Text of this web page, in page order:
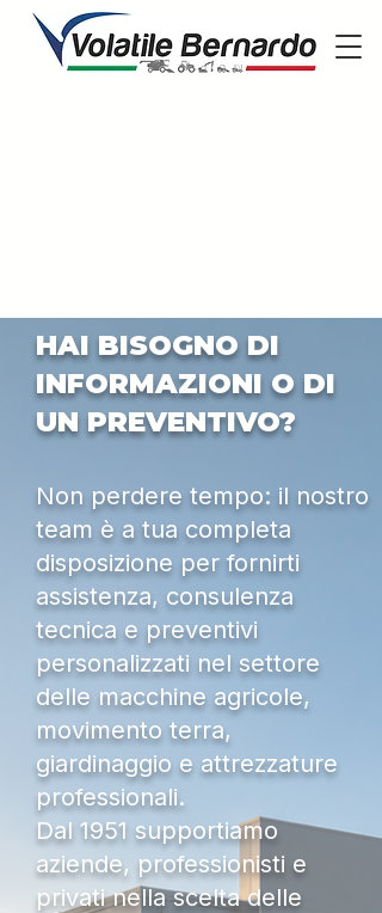
HAI BISOGNO DI
INFORMAZIONI O DI
UN PREVENTIVO?
Non perdere tempo: il nostro
team è a tua completa
disposizione per fornirti
assistenza, consulenza
tecnica e preventivi
personalizzati nel settore
delle macchine agricole,
movimento terra,
giardinaggio e attrezzature
professionali.
Dal 1951 supportiamo
aziende, professionisti e
privati nella scelta delle